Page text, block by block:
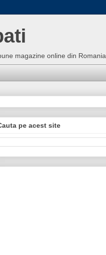
magazine online din Romania
pe acest site